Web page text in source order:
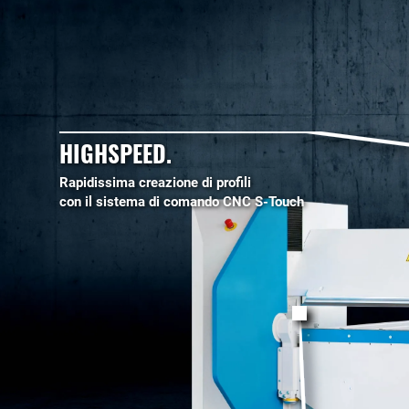
HIGHSPEED.
Rapidissima creazione di profili
con il sistema di comando CNC S-Touch